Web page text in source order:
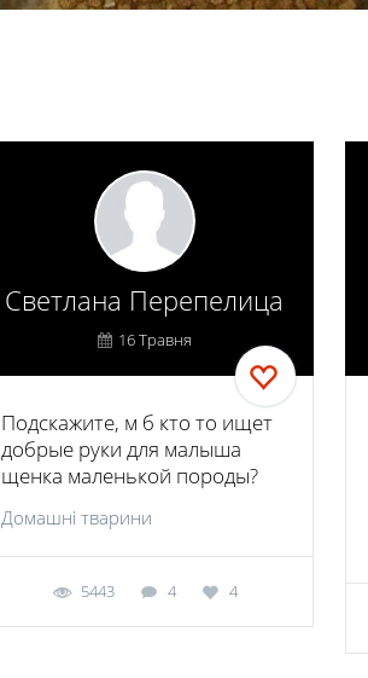
Светлана Перепелица
16 Травня
Подскажите, м б кто то ищет
добрые руки для малыша
щенка маленькой породы?
Домашні тварини
5443 4 4